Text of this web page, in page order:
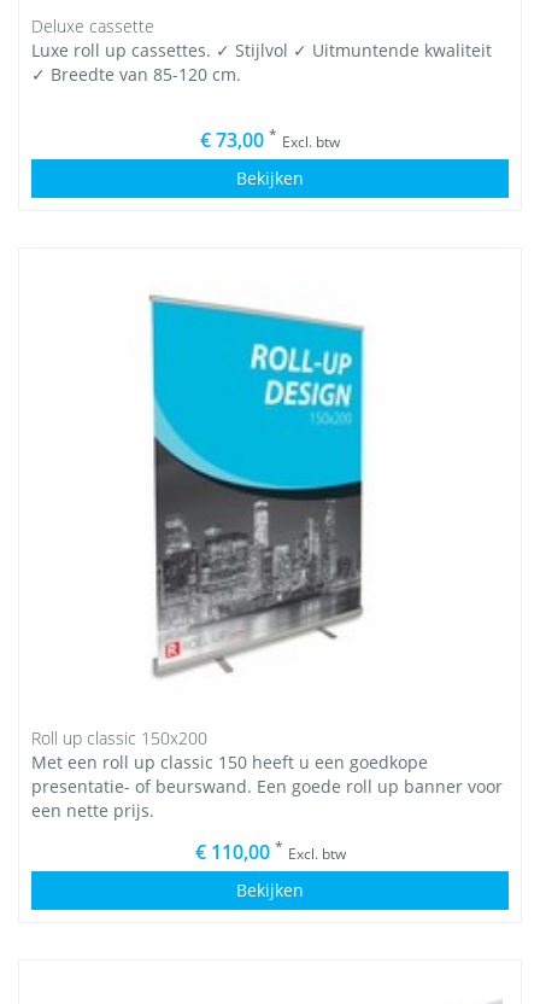
Deluxe cassette
Luxe roll up cassettes. ✓ Stijlvol ✓ Uitmuntende kwaliteit
✓ Breedte van 85-120 cm.
€ 73,00 * Excl. btw
Bekijken
Roll up classic 150x200
Met een roll up classic 150 heeft u een goedkope
presentatie- of beurswand. Een goede roll up banner voor
een nette prijs.
€ 110,00 * Excl. btw
Bekijken